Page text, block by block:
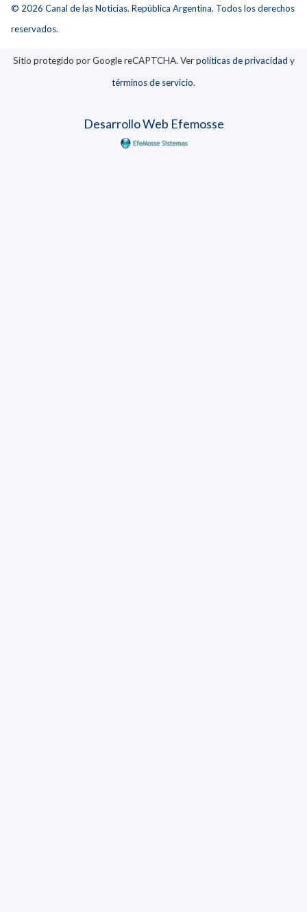
© 2026 Canal de las Noticias. República Argentina. Todos los derechos
reservados.
Sitio protegido por Google reCAPTCHA. Verpolíticas de privacidad y
términos de servicio.
Desarrollo Web Efemosse